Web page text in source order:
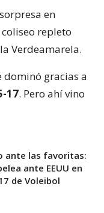
en
repleto
Verdeamarela.
dominó gracias a
17. Pero ahí vino
ante las favoritas:
ante EEUU en
de Voleibol